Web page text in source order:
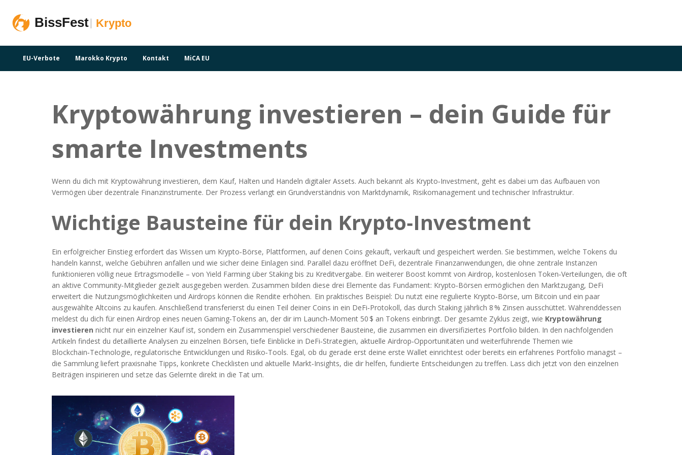
EU-Verbote Marokko Krypto Kontakt MiCA EU
Kryptowährung investieren – dein Guide für
smarte Investments
Wenn du dich mit Kryptowährung investieren, dem Kauf, Halten und Handeln digitaler Assets. Auch bekannt als Krypto‑Investment, geht es dabei um das Aufbauen von
Vermögen über dezentrale Finanzinstrumente. Der Prozess verlangt ein Grundverständnis von Marktdynamik, Risiko­management und technischer Infrastruktur.
Wichtige Bausteine für dein Krypto‑Investment
Ein erfolgreicher Einstieg erfordert das Wissen um Krypto‑Börse, Plattformen, auf denen Coins gekauft, verkauft und gespeichert werden. Sie bestimmen, welche Tokens du
handeln kannst, welche Gebühren anfallen und wie sicher deine Einlagen sind. Parallel dazu eröffnet DeFi, dezentrale Finanzanwendungen, die ohne zentrale Instanzen
funktionieren völlig neue Ertragsmodelle – von Yield Farming über Staking bis zu Kreditvergabe. Ein weiterer Boost kommt von Airdrop, kostenlosen Token‑Verteilungen, die oft
an aktive Community‑Mitglieder gezielt ausgegeben werden. Zusammen bilden diese drei Elemente das Fundament: Krypto‑Börsen ermöglichen den Marktzugang, DeFi
erweitert die Nutzungsmöglichkeiten und Airdrops können die Rendite erhöhen. Ein praktisches Beispiel: Du nutzt eine regulierte Krypto‑Börse, um Bitcoin und ein paar
ausgewählte Altcoins zu kaufen. Anschließend transferierst du einen Teil deiner Coins in ein DeFi‑Protokoll, das durch Staking jährlich 8 % Zinsen ausschüttet. Währenddessen
meldest du dich für einen Airdrop eines neuen Gaming‑Tokens an, der dir im Launch‑Moment 50 $ an Tokens einbringt. Der gesamte Zyklus zeigt, wie Kryptowährung
investieren nicht nur ein einzelner Kauf ist, sondern ein Zusammenspiel verschiedener Bausteine, die zusammen ein diversifiziertes Portfolio bilden. In den nachfolgenden
Artikeln findest du detaillierte Analysen zu einzelnen Börsen, tiefe Einblicke in DeFi‑Strategien, aktuelle Airdrop‑Opportunitäten und weiterführende Themen wie
Blockchain‑Technologie, regulatorische Entwicklungen und Risiko‑Tools. Egal, ob du gerade erst deine erste Wallet einrichtest oder bereits ein erfahrenes Portfolio managst –
die Sammlung liefert praxisnahe Tipps, konkrete Checklisten und aktuelle Markt‑Insights, die dir helfen, fundierte Entscheidungen zu treffen. Lass dich jetzt von den einzelnen
Beiträgen inspirieren und setze das Gelernte direkt in die Tat um.